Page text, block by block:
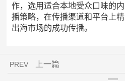
作，选用适合本地受众口味的
播策略，在传播渠道和平台上
出海市场的成功传播。
PREV 上一篇